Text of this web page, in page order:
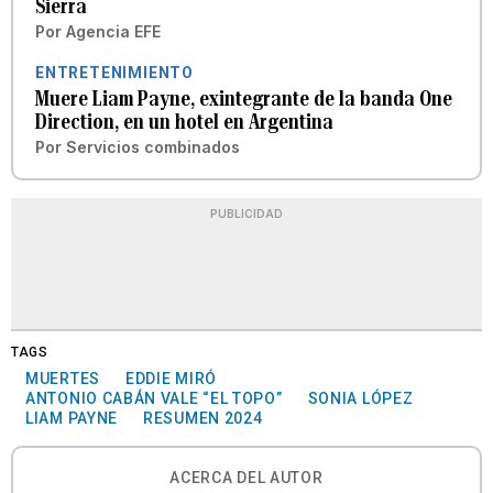
Sierra
Por Agencia EFE
ENTRETENIMIENTO
Muere Liam Payne, exintegrante de la banda One
Direction, en un hotel en Argentina
Por Servicios combinados
PUBLICIDAD
TAGS
MUERTES
EDDIE MIRÓ
ANTONIO CABÁN VALE “EL TOPO”
SONIA LÓPEZ
LIAM PAYNE
RESUMEN 2024
ACERCA DEL AUTOR